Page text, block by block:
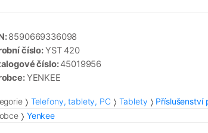
8590669336098
číslo:YST 420
číslo:45019956
YENKEE
Telefony, tablety, PC Tablety
Příslušenství
Yenkee